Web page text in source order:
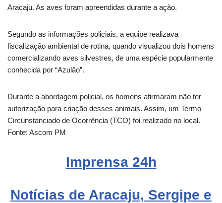
Aracaju. As aves foram apreendidas durante a ação.
Segundo as informações policiais, a equipe realizava
fiscalização ambiental de rotina, quando visualizou dois homens
comercializando aves silvestres, de uma espécie popularmente
conhecida por “Azulão”.
Durante a abordagem policial, os homens afirmaram não ter
autorização para criação desses animais. Assim, um Termo
Circunstanciado de Ocorrência (TCO) foi realizado no local.
Fonte: Ascom PM
Imprensa24h
Notícias de Aracaju, Sergipe e